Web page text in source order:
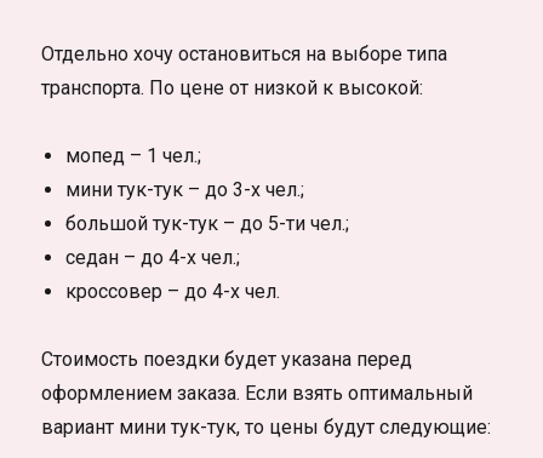
Отдельно хочу остановиться на выборе типа
транспорта. По цене от низкой к высокой:
мопед – 1 чел.;
мини тук-тук – до 3-х чел.;
большой тук-тук – до 5-ти чел.;
седан – до 4-х чел.;
кроссовер – до 4-х чел.
Стоимость поездки будет указана перед
оформлением заказа. Если взять оптимальный
вариант мини тук-тук, то цены будут следующие: